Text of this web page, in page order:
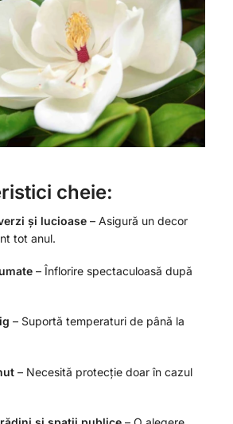
cheie:
și lucioase – Asigură un decor
tot anul.
– Înflorire spectaculoasă după
– Suportă temperaturi de până la
– Necesită protecție doar în cazul